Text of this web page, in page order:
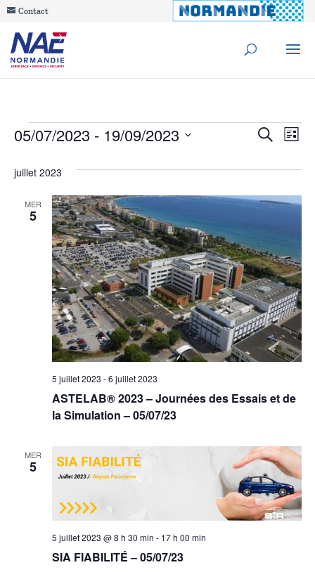
Contact
Évènements
et
de
vues
Recherche
Liste
05/07/2023 - 19/09/2023
une
juillet 2023
MER
5
ASTELAB® 2023 – Journées des Essais et de
la Simulation – 05/07/23
5 juillet 2023 -6 juillet 2023
MER
5
SIA FIABILITÉ – 05/07/23
5 juillet 2023 @ 8 h 30 min - 17 h 00 min